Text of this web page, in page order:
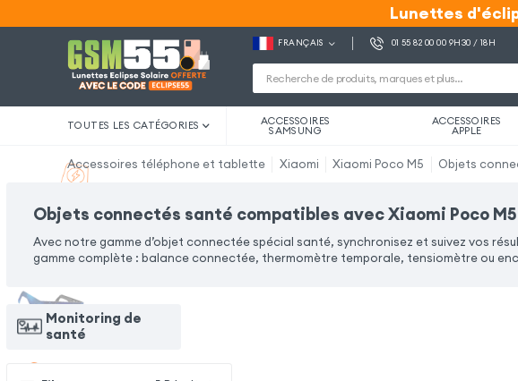
Lunettes
Lunettes
FRANÇAIS 01 55 82 00 00 9H30 / 18H
TOUTES LES CATÉGORIES ACCESSOIRES
SAMSUNG
ACCESSOIRES
APPLE
Accessoires téléphone et tablette Xiaomi Xiaomi Poco M5 Objets
Objets connectés santé compatibles avec Xiaomi Poco M5
Avec notre gamme d’objet connectée spécial santé, synchronisez et suivez vos
gamme complète : balance connectée, thermomètre temporale, tensiomètre ou
Monitoring de
santé